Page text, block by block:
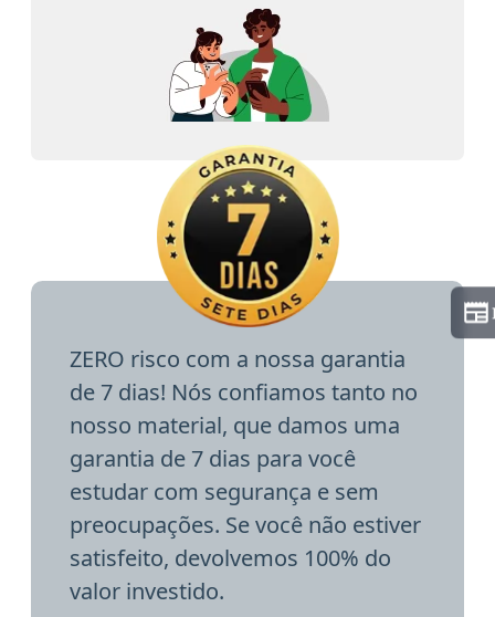
ZERO risco com a nossa garantia
de 7 dias! Nós confiamos tanto no
nosso material, que damos uma
garantia de 7 dias para você
estudar com segurança e sem
preocupações. Se você não estiver
satisfeito, devolvemos 100% do
valor investido.